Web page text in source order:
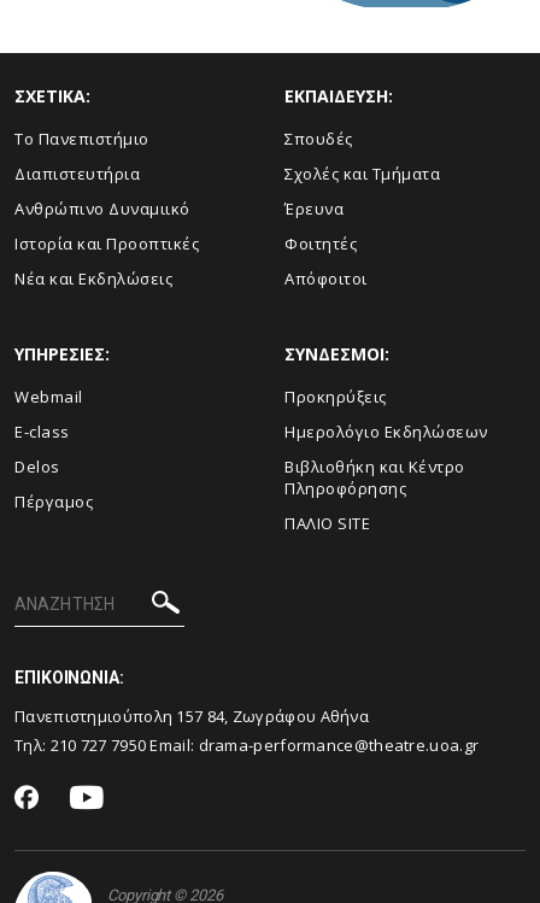
ΣΧΕΤΙΚΑ:
Το Πανεπιστήμιο
Διαπιστευτήρια
Ανθρώπινο Δυναμιικό
Ιστορία και Προοπτικές
Νέα και Εκδηλώσεις
ΕΚΠΑΙΔΕΥΣΗ:
Σπουδές
Σχολές και Τμήματα
Έρευνα
Φοιτητές
Απόφοιτοι
ΥΠΗΡΕΣΙΕΣ:
Webmail
E-class
Delos
Πέργαμος
ΣΥΝΔΕΣΜΟΙ:
Προκηρύξεις
Ημερολόγιο Εκδηλώσεων
Βιβλιοθήκη και Κέντρο
Πληροφόρησης
ΠΑΛΙΟ SITE
ΕΠΙΚΟΙΝΩΝΙΑ:
Πανεπιστημιούπολη 157 84, Ζωγράφου Αθήνα
Τηλ: 210 727 7950Email: drama-performance@theatre.uoa.gr
Copyright © 2026